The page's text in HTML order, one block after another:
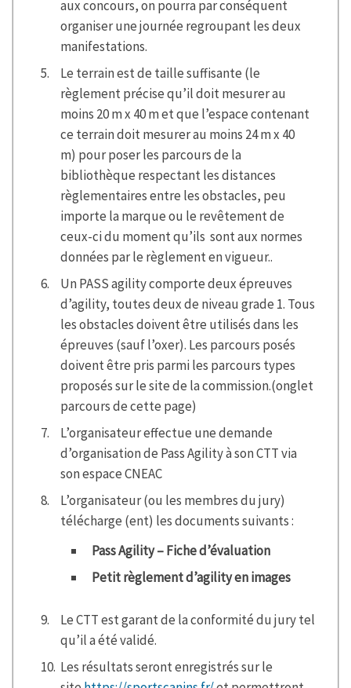
aux concours, on pourra par conséquent
organiser une journée regroupant les deux
manifestations.
Le terrain est de taille suffisante (le
règlement précise qu’il doit mesurer au
moins 20 m x 40 m et que l’espace contenant
ce terrain doit mesurer au moins 24 m x 40
m) pour poser les parcours de la
bibliothèque respectant les distances
règlementaires entre les obstacles, peu
importe la marque ou le revêtement de
ceux-ci du moment qu’ils sont aux normes
données par le règlement en vigueur..
Un PASS agility comporte deux épreuves
d’agility, toutes deux de niveau grade 1. Tous
les obstacles doivent être utilisés dans les
épreuves (sauf l’oxer). Les parcours posés
doivent être pris parmi les parcours types
proposés sur le site de la commission.(onglet
parcours de cette page)
L’organisateur effectue une demande
d’organisation de Pass Agility à son CTT via
son espace CNEAC
L’organisateur (ou les membres du jury)
télécharge (ent) les documents suivants :
Pass Agility – Fiche d’évaluation
Petit règlement d’agility en images
Le CTT est garant de la conformité du jury tel
qu’il a été validé.
Les résultats seront enregistrés sur le